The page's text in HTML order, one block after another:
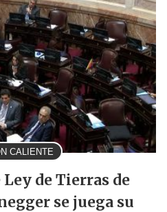
CALIENTE
de Tierras de
se juega su